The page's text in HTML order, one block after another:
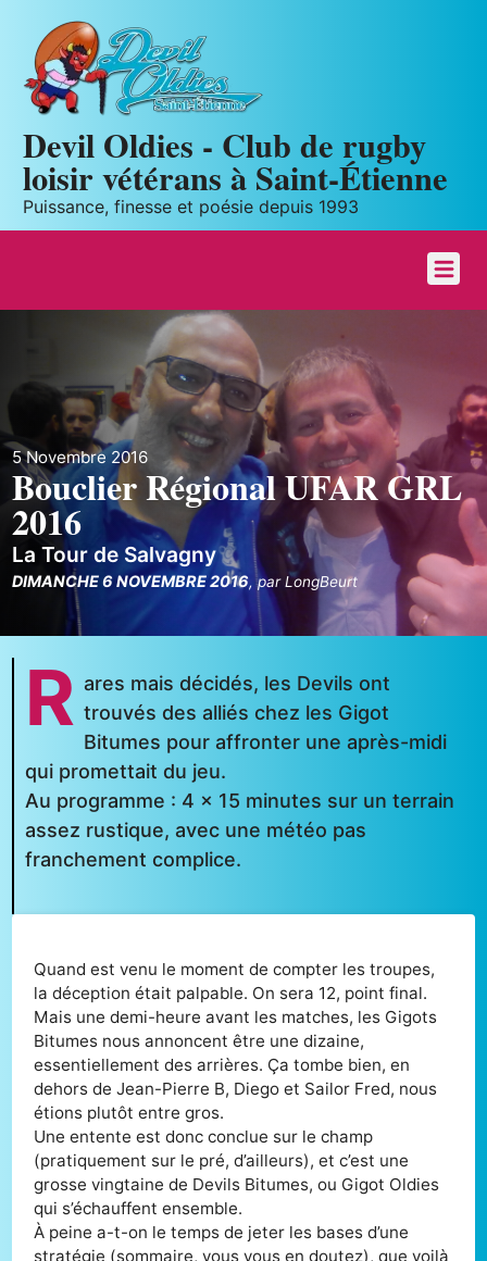
Devil Oldies - Club de rugby
loisir vétérans à Saint-Étienne
Puissance, finesse et poésie depuis 1993
5 Novembre 2016
Bouclier Régional UFAR GRL
2016
La Tour de Salvagny
DIMANCHE 6 NOVEMBRE 2016,parLongBeurt
R ares mais décidés, les Devils ont
trouvés des alliés chez les Gigot
Bitumes pour affronter une après-midi
qui promettait du jeu.
Au programme : 4 x 15 minutes sur un terrain
assez rustique, avec une météo pas
franchement complice.
Quand est venu le moment de compter les troupes,
la déception était palpable. On sera 12, point final.
Mais une demi-heure avant les matches, les Gigots
Bitumes nous annoncent être une dizaine,
essentiellement des arrières. Ça tombe bien, en
dehors de Jean-Pierre B, Diego et Sailor Fred, nous
étions plutôt entre gros.
Une entente est donc conclue sur le champ
(pratiquement sur le pré, d’ailleurs), et c’est une
grosse vingtaine de Devils Bitumes, ou Gigot Oldies
qui s’échauffent ensemble.
À peine a-t-on le temps de jeter les bases d’une
stratégie (sommaire, vous vous en doutez), que voilà